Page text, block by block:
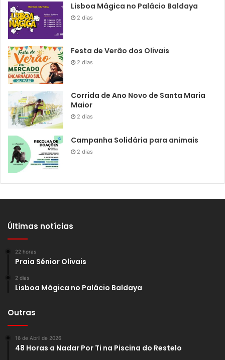
Lisboa Mágica no Palácio Baldaya
2 dias
Festa de Verão dos Olivais
2 dias
Corrida de Ano Novo de Santa Maria
Maior
2 dias
Campanha Solidária para animais
2 dias
Últimas notícias
22 horas
Praia Sénior Olivais
2 dias
Lisboa Mágica no Palácio Baldaya
Outras
16 de Abril de 2026
48 Horas a Nadar Por Ti na Piscina do Restelo